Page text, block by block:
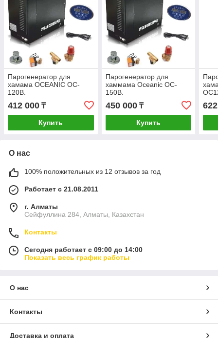
Парогенератор для
хамама OCEANIC OC-
120В.
412 000 ₸
Купить
Парогенератор для
хаммама Oceanic OC-
150B.
450 000₸
Купить
О нас
100% положительных из 12 отзывов за год
Работает с 21.08.2011
г. Алматы
Сейфуллина 284, Алматы, Казахстан
Контакты
Сегодня работает с 09:00 до 14:00
Показать весь график работы
О нас
Контакты
Доставка и оплата